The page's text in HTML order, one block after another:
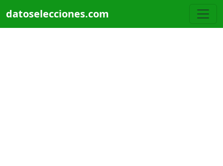
datoselecciones.com